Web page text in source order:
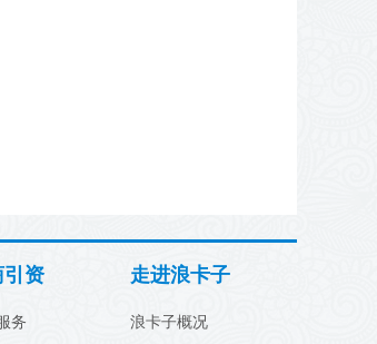
引资
务
走进浪卡子
浪卡子概况